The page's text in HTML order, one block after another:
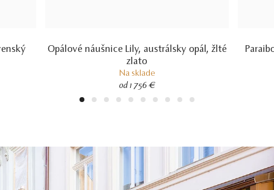
Opálové náušnice Lily, austrálsky opál, žlté
zlato
Na sklade
od 1 756 €
1 2 3 4 5 6 7 8 9 10